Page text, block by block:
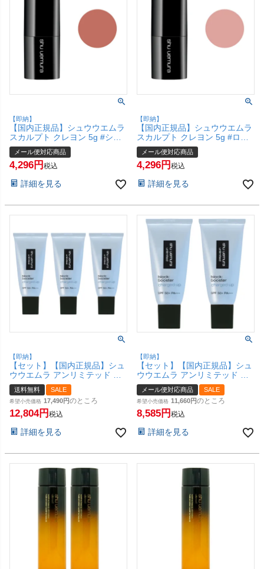
【即納】
【国内正規品】シュウウエムラ
スカルプト クレヨン 5g #シェ
ーディング コーラル shu
uemura【アイシャドー フェイ
スカラー チーク】【メール便対
メール便対応商品
4,296 税込
詳細を見る
【即納】
【国内正規品】シュウウエムラ
スカルプト クレヨン 5g #ロー
ズ フレッシュ shu uemura【ア
イシャドー フェイスカラー チ
ーク】【メール便対応商品】
メール便対応商品
4,296 税込
詳細を見る
【即納】
【セット】【国内正規品】シュ
ウウエムラ アンリミテッド ブ
ロック：ブースター アドバンス
ト 30ml×3個 #ルミブルー
SPF50+ PA+++ 【化粧下地 メ
イクアップベース】【宅配便送
送料無料 SALE
希望小売価格 17,490 のところ
12,804 税込
詳細を見る
【即納】
【セット】【国内正規品】シュ
ウウエムラ アンリミテッド ブ
ロック：ブースター アドバンス
ト 30ml×2個 #ルミブルー
SPF50+ PA+++ 【化粧下地 メ
イクアップベース】【メール便
set2)
メール便対応商品 SALE
希望小売価格 11,660 のところ
8,585 税込
詳細を見る